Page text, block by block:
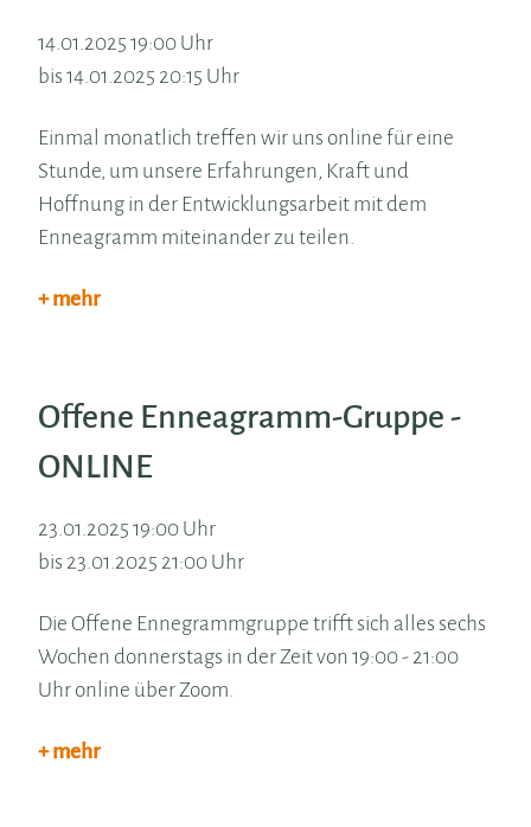
14.01.2025 19:00 Uhr
bis 14.01.2025 20:15 Uhr
Einmal monatlich treffen wir uns online für eine
Stunde, um unsere Erfahrungen, Kraft und
Hoffnung in der Entwicklungsarbeit mit dem
Enneagramm miteinander zu teilen.
+ mehr
Offene Enneagramm-Gruppe -
ONLINE
23.01.2025 19:00 Uhr
bis 23.01.2025 21:00 Uhr
Die Offene Ennegrammgruppe trifft sich alles sechs
Wochen donnerstags in der Zeit von 19:00 - 21:00
Uhr online über Zoom.
+ mehr